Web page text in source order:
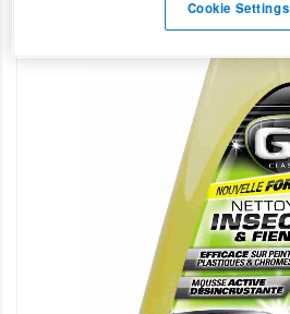
Cookie Settings